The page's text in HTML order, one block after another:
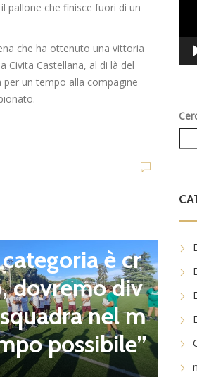
pallone che finisce fuori di un
che ha ottenuto una vittoria
Castellana, al di là del
un tempo alla compagine
ordini di m
è cr
dovremo div
nel m
possibile”